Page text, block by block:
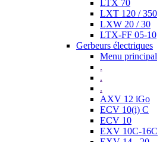
LTX 70
LXT 120 / 350
LXW 20 / 30
LTX-FF 05-10
Gerbeurs électriques
Menu principal
.
.
.
AXV 12 iGo
ECV 10(i) C
ECV 10
EXV 10C-16C